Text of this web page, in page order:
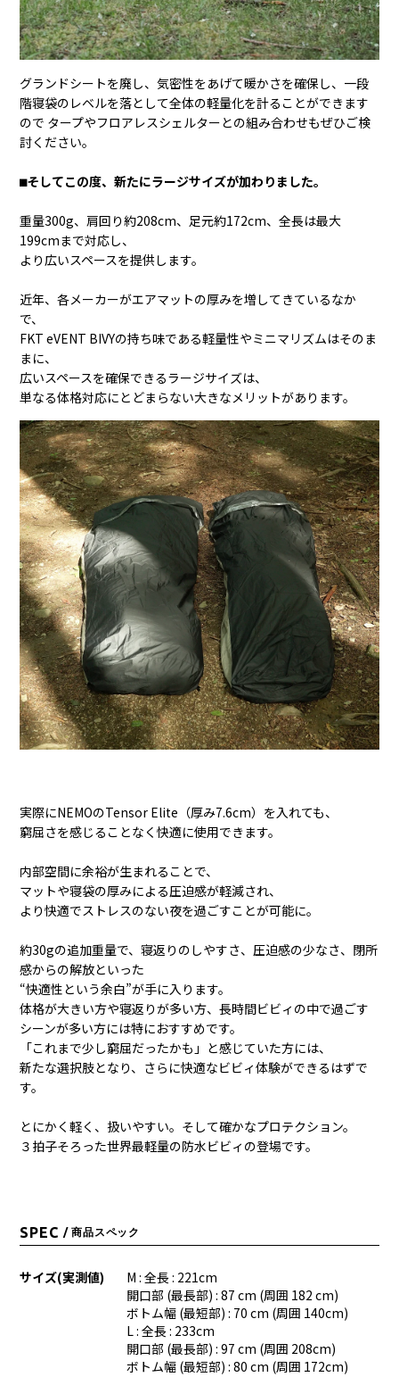
グランドシートを廃し、気密性をあげて暖かさを確保し、一段
階寝袋のレベルを落として全体の軽量化を計ることができます
ので タープやフロアレスシェルターとの組み合わせもぜひご検
討ください。
⬛︎そしてこの度、新たにラージサイズが加わりました。
重量300g、肩回り約208cm、足元約172cm、全長は最大
199cmまで対応し、
より広いスペースを提供します。
近年、各メーカーがエアマットの厚みを増してきているなか
で、
FKT eVENT BIVYの持ち味である軽量性やミニマリズムはそのま
まに、
広いスペースを確保できるラージサイズは、
単なる体格対応にとどまらない大きなメリットがあります。
実際にNEMOのTensor Elite（厚み7.6cm）を入れても、
窮屈さを感じることなく快適に使用できます。
内部空間に余裕が生まれることで、
マットや寝袋の厚みによる圧迫感が軽減され、
より快適でストレスのない夜を過ごすことが可能に。
約30gの追加重量で、寝返りのしやすさ、圧迫感の少なさ、閉所
感からの解放といった
“快適性という余白”が手に入ります。
体格が大きい方や寝返りが多い方、長時間ビビィの中で過ごす
シーンが多い方には特におすすめです。
「これまで少し窮屈だったかも」と感じていた方には、
新たな選択肢となり、さらに快適なビビィ体験ができるはずで
す。
とにかく軽く、扱いやすい。そして確かなプロテクション。
３拍子そろった世界最軽量の防水ビビィの登場です。
SPEC / 商品スペック
サイズ(実測値)
M : 全長 : 221cm
開口部 (最長部) : 87 cm (周囲 182 cm)
ボトム幅 (最短部) : 70 cm (周囲 140cm)
L : 全長 : 233cm
開口部 (最長部) : 97 cm (周囲 208cm)
ボトム幅 (最短部) : 80 cm (周囲 172cm)